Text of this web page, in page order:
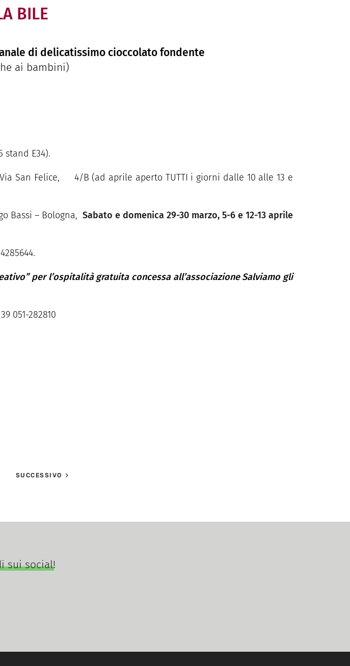
BILE
di delicatissimo cioccolato fondente
ai bambini)
stand E34).
San Felice, 4/B (ad aprile aperto TUTTI i giorni dalle 10 alle 13 e
Bassi – Bologna, Sabato e domenica 29-30 marzo, 5-6 e 12-13 aprile
per l’ospitalità gratuita concessa all’associazione Salviamo gli
051-282810
SUCCESSIVO
sui social!